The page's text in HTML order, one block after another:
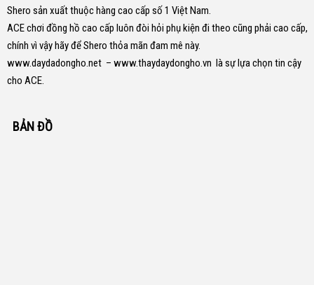
Shero sản xuất thuộc hàng cao cấp số 1 Việt Nam.
ACE chơi đồng hồ cao cấp luôn đòi hỏi phụ kiện đi theo cũng phải cao cấp,
chính vì vậy hãy để Shero thỏa mãn đam mê này.
www.daydadongho.net – www.thaydaydongho.vn là sự lựa chọn tin cậy
cho ACE.
BẢN ĐỒ